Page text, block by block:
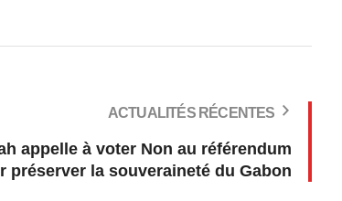
ACTUALITÉS RÉCENTES
appelle à voter Non au référendum
la souveraineté du Gabon